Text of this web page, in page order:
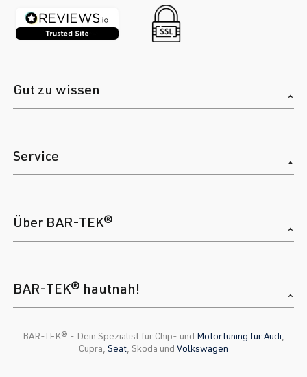
Gut zu wissen
Service
Über BAR-TEK®
BAR-TEK® hautnah!
BAR-TEK®️ - Dein Spezialist für Chip- und Motortuning für Audi
Cupra, Seat , Skoda und Volkswagen